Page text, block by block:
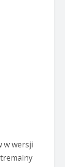
w wersji